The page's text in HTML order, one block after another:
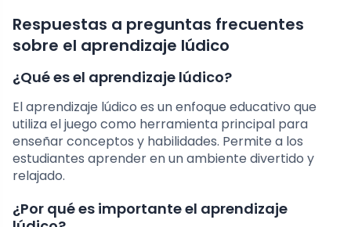
Respuestas a preguntas frecuentes
sobre el aprendizaje lúdico
¿Qué es el aprendizaje lúdico?
El aprendizaje lúdico es un enfoque educativo que
utiliza el juego como herramienta principal para
enseñar conceptos y habilidades. Permite a los
estudiantes aprender en un ambiente divertido y
relajado.
¿Por qué es importante el aprendizaje